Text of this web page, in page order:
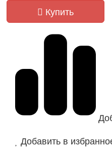
Купить
Добавить в